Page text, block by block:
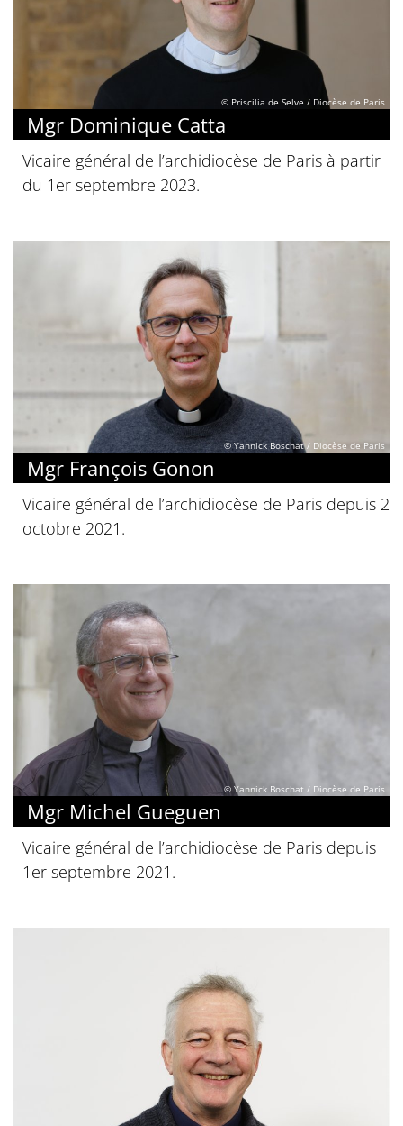
© Priscilia de Selve / Diocèse de Paris
Mgr Dominique Catta
Vicaire général de l’archidiocèse de Paris à partir
du 1er septembre 2023.
© Yannick Boschat / Diocèse de Paris
Mgr François Gonon
Vicaire général de l’archidiocèse de Paris depuis 2
octobre 2021.
© Yannick Boschat / Diocèse de Paris
Mgr Michel Gueguen
Vicaire général de l’archidiocèse de Paris depuis
1er septembre 2021.